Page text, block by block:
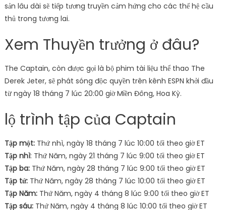
sản lâu dài sẽ tiếp tương truyền cảm hứng cho các thế hệ cầu
thủ trong tương lai.
Xem Thuyền trưởng ở đâu?
The Captain, còn được gọi là bộ phim tài liệu thể thao The
Derek Jeter, sẽ phát sóng độc quyền trên kênh ESPN khởi đầu
từ ngày 18 tháng 7 lúc 20:00 giờ Miền Đông, Hoa Kỳ.
lộ trình tập của Captain
Tập một:Thứ nhì, ngày 18 tháng 7 lúc 10:00 tối theo giờ ET
Tập nhì: Thứ Năm, ngày 21 tháng 7 lúc 9:00 tối theo giờ ET
Tập ba:Thứ Năm, ngày 28 tháng 7 lúc 9:00 tối theo giờ ET
Tập tứ:Thứ Năm, ngày 28 tháng 7 lúc 10:00 tối theo giờ ET
Tập Năm:Thứ Năm, ngày 4 tháng 8 lúc 9:00 tối theo giờ ET
Tập sáu:Thứ Năm, ngày 4 tháng 8 lúc 10:00 tối theo giờ ET